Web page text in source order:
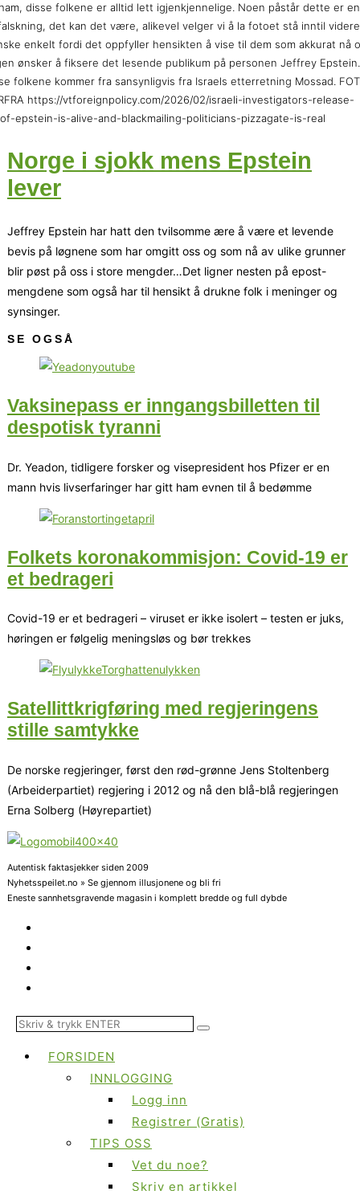
disse folkene er alltid lett igjenkjennelige. Noen påstår dette er en
det kan det være, alikevel velger vi å la fotoet stå inntil
enkelt fordi det oppfyller hensikten å vise til dem som akkurat nå
ønsker å fiksere det lesende publikum på personen Jeffrey Epstein.
folkene kommer fra sansynligvis fra Israels etterretning Mossad.
https://vtforeignpolicy.com/2026/02/israeli-investigators-release-
epstein-is-alive-and-blackmailing-politicians-pizzagate-is-real
Norge i sjokk mens Epstein
lever
Jeffrey Epstein har hatt den tvilsomme ære å være et levende
bevis på løgnene som har omgitt oss og som nå av ulike grunner
blir pøst på oss i store mengder…Det ligner nesten på epost-
mengdene som også har til hensikt å drukne folk i meninger og
synsinger.
SE OGSÅ
Vaksinepass er inngangsbilletten til
despotisk tyranni
Dr. Yeadon, tidligere forsker og visepresident hos Pfizer er en
mann hvis livserfaringer har gitt ham evnen til å bedømme
Folkets koronakommisjon: Covid-19 er
et bedrageri
Covid-19 er et bedrageri – viruset er ikke isolert – testen er juks,
høringen er følgelig meningsløs og bør trekkes
Satellittkrigføring med regjeringens
stille samtykke
De norske regjeringer, først den rød-grønne Jens Stoltenberg
(Arbeiderpartiet) regjering i 2012 og nå den blå-blå regjeringen
Erna Solberg (Høyrepartiet)
Autentisk faktasjekker siden 2009
Nyhetsspeilet.no » Se gjennom illusjonene og bli fri
Eneste sannhetsgravende magasin i komplett bredde og full dybde
FORSIDEN
INNLOGGING
Logg inn
Registrer (Gratis)
TIPS OSS
Vet du noe?
Skriv en artikkel